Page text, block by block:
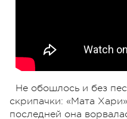
Не обошлось и без
скрипачки: «Мата
последней она